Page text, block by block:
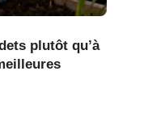
plutôt qu’à